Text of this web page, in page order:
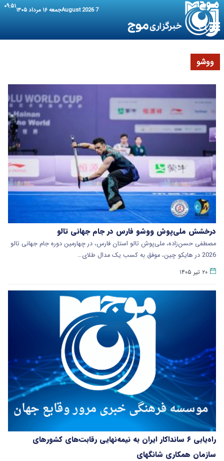
7 August 2026 جمعه ۱۶ مرداد ۱۴۰۵ ۰۹:۵۱
ووشو
درخشش ملی‌پوش ووشو فارس در جام جهانی تالو
مصطفی حسن‌زاده، ملی‌پوش تالو استان فارس، در چهارمین دوره جام جهانی تالو
2026 در هایکو چین، موفق به کسب یک مدال طلای…
۲۰ تیر ۱۴۰۵
راه‌یابی ۶ سانداکار ایران به نیمه‌نهایی رقابت‌های کشورهای
سازمان همکاری شانگهای